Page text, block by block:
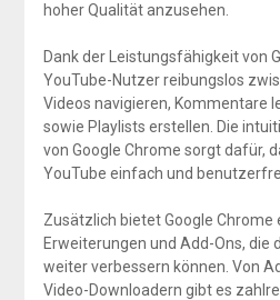
hoher Qualität anzusehen.
Dank der Leistungsfähigkeit von
YouTube-Nutzer reibungslos
Videos navigieren, Kommentare
sowie Playlists erstellen. Die
von Google Chrome sorgt dafür,
YouTube einfach und
Zusätzlich bietet Google Chrome
Erweiterungen und Add-Ons, die
weiter verbessern können. Von
Video-Downloadern gibt es